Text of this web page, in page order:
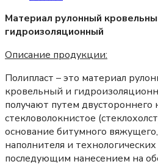
Материал рулонный
гидроизоляционный
Описание продукции:
Полипласт – это материал
кровельный и
получают путем двустороннего
стекловолокнистое
основание битумного
наполнителя и
последующим нанесением на